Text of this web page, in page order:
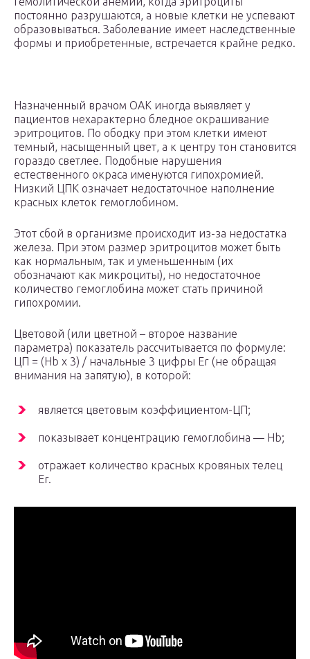
постоянно разрушаются, а новые клетки не успевают
образовываться. Заболевание имеет наследственные
формы и приобретенные, встречается крайне редко.
Назначенный врачом ОАК иногда выявляет у
пациентов нехарактерно бледное окрашивание
эритроцитов. По ободку при этом клетки имеют
темный, насыщенный цвет, а к центру тон становится
гораздо светлее. Подобные нарушения
естественного окраса именуются гипохромией.
Низкий ЦПК означает недостаточное наполнение
красных клеток гемоглобином.
Этот сбой в организме происходит из-за недостатка
железа. При этом размер эритроцитов может быть
как нормальным, так и уменьшенным (их
обозначают как микроциты), но недостаточное
количество гемоглобина может стать причиной
гипохромии.
Цветовой (или цветной – второе название
параметра) показатель рассчитывается по формуле:
ЦП = (Hb х 3) / начальные 3 цифры Er (не обращая
внимания на запятую), в которой:
является цветовым коэффициентом-ЦП;
показывает концентрацию гемоглобина — Hb;
отражает количество красных кровяных телец
Er.